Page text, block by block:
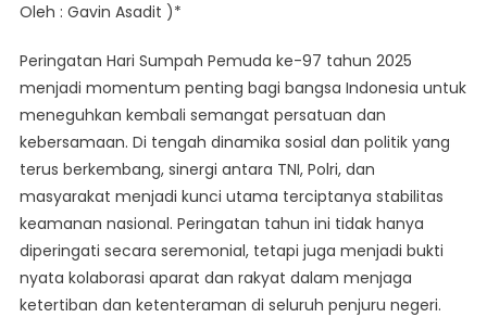
Masyarakat
Bersama
TNI–
Polri
Jaga
Stabilitas
Keamanan
Di
Peringatan
Sumpah
Pemuda
Oleh : Gavin Asadit )*
Peringatan Hari Sumpah Pemuda ke-97 tahun 2025
menjadi momentum penting bagi bangsa Indonesia untuk
meneguhkan kembali semangat persatuan dan
kebersamaan. Di tengah dinamika sosial dan politik yang
terus berkembang, sinergi antara TNI, Polri, dan
masyarakat menjadi kunci utama terciptanya stabilitas
keamanan nasional. Peringatan tahun ini tidak hanya
diperingati secara seremonial, tetapi juga menjadi bukti
nyata kolaborasi aparat dan rakyat dalam menjaga
ketertiban dan ketenteraman di seluruh penjuru negeri.